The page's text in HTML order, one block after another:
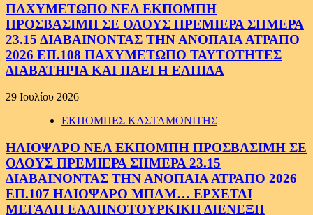
ΠΑΧΥΜΕΤΩΠΟ ΝΕΑ ΕΚΠΟΜΠΗ
ΠΡΟΣΒΑΣΙΜΗ ΣΕ ΟΛΟΥΣ ΠΡΕΜΙΕΡΑ ΣΗΜΕΡΑ
23.15 ΔΙΑΒΑΙΝΟΝΤΑΣ ΤΗΝ ΑΝΟΠΑΙΑ ΑΤΡΑΠΟ
2026 ΕΠ.108 ΠΑΧΥΜΕΤΩΠΟ ΤΑΥΤΟΤΗΤΕΣ
ΔΙΑΒΑΤΗΡΙΑ ΚΑΙ ΠΑΕΙ Η ΕΛΠΙΔΑ
29 Ιουλίου 2026
ΕΚΠΟΜΠΕΣ ΚΑΣΤΑΜΟΝΙΤΗΣ
ΗΛΙΟΨΑΡΟ ΝΕΑ ΕΚΠΟΜΠΗ ΠΡΟΣΒΑΣΙΜΗ ΣΕ
ΟΛΟΥΣ ΠΡΕΜΙΕΡΑ ΣΗΜΕΡΑ 23.15
ΔΙΑΒΑΙΝΟΝΤΑΣ ΤΗΝ ΑΝΟΠΑΙΑ ΑΤΡΑΠΟ 2026
ΕΠ.107 ΗΛΙΟΨΑΡΟ ΜΠΑΜ… ΕΡΧΕΤΑΙ
ΜΕΓΑΛΗ ΕΛΛΗΝΟΤΟΥΡΚΙΚΗ ΔΙΕΝΕΞΗ